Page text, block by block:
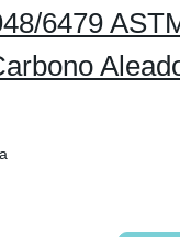
6479